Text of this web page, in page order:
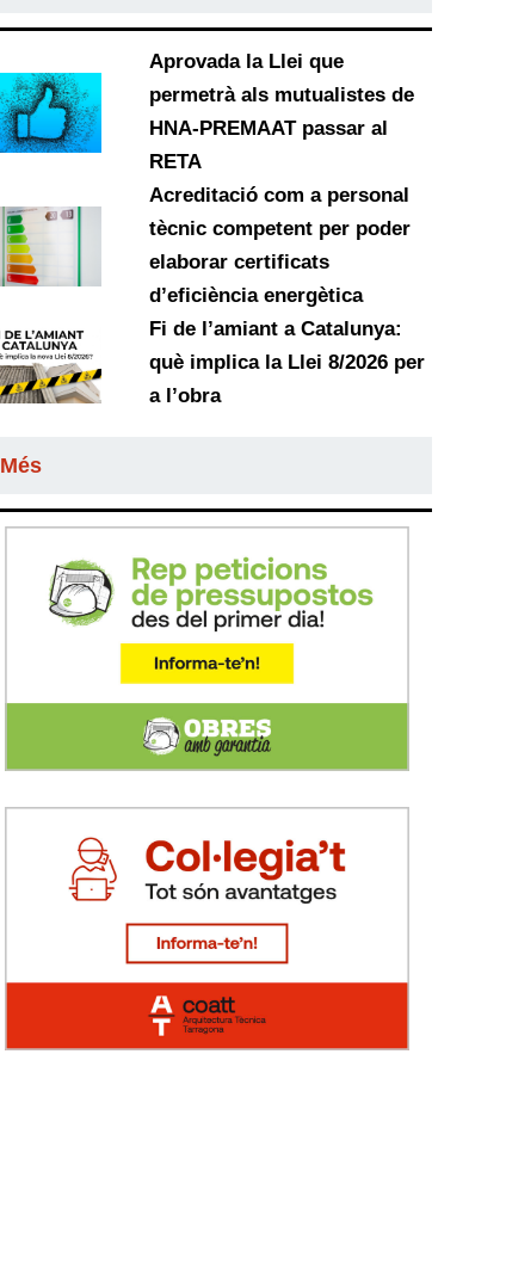
Aprovada la Llei que
permetrà als mutualistes de
HNA-PREMAAT passar al
RETA
Acreditació com a personal
tècnic competent per poder
elaborar certificats
d’eficiència energètica
Fi de l’amiant a Catalunya:
què implica la Llei 8/2026 per
a l’obra
Més